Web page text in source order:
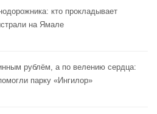
кто прокладывает
на Ямале
рублём, а по велению сердца:
парку «Ингилор»